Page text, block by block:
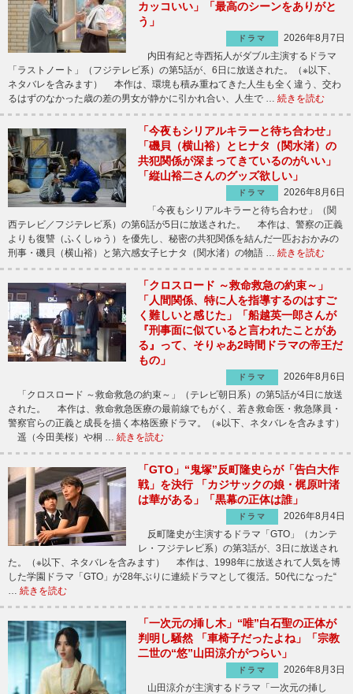
カッコいい」「最高のシーンをありがと
う」
ドラマ
2026年8月7日
内田有紀と寺西拓人がダブル主演するドラマ
「ラストノート」（フジテレビ系）の第5話が、6日に放送された。（※以下、
ネタバレを含みます） 本作は、環境も積み重ねてきた人生も全く違う、交わ
るはずのなかった歳の差の男女が静かに引かれ合い、人生で … 続きを読む
「今夜もシリアルキラーと待ち合わせ」
「磯貝（横山裕）とヒナタ（関水渚）の
共犯関係が深まってきているのがいい」
「縦山裕二さんのグッズ欲しい」
ドラマ
2026年8月6日
「今夜もシリアルキラーと待ち合わせ」（関
西テレビ／フジテレビ系）の第6話が5日に放送された。 本作は、警察の正義
よりも復讐（ふくしゅう）を優先し、秘密の共犯関係を結んだ一匹おおかみの
刑事・磯貝（横山裕）と第六感女子ヒナタ（関水渚）の物語 … 続きを読む
「クロスロード ～救命救急の約束～」
「人間関係、特に人を指導するのはすご
く難しいと感じた」「船越英一郎さんが
『刑事面に似ていると言われたことがあ
る』って、そりゃあ2時間ドラマの帝王だ
もの」
ドラマ
2026年8月6日
「クロスロード ～救命救急の約束～」（テレビ朝日系）の第5話が4日に放送
された。 本作は、救命救急医療の最前線でもがく、若き救命医・救急隊員・
警察官らの正義と成長を描く本格医療ドラマ。（※以下、ネタバレを含みます）
遥（今田美桜）や桐 … 続きを読む
「GTO」“鬼塚”反町隆史らが「告白大作
戦」を決行 「カジサックの娘・梶原叶渚
は華がある」「黒幕の正体は誰」
ドラマ
2026年8月4日
反町隆史が主演するドラマ「GTO」（カンテ
レ・フジテレビ系）の第3話が、3日に放送され
た。（※以下、ネタバレを含みます） 本作は、1998年に放送されて人気を博
した学園ドラマ「GTO」が28年ぶりに連続ドラマとして復活。50代になった“
続きを読む
「一次元の挿し木」“唯”白石聖の正体が
判明し騒然 「車椅子だったよね」「宗教
二世の“悠”山田涼介がつらい」
ドラマ
2026年8月3日
山田涼介が主演するドラマ「一次元の挿し